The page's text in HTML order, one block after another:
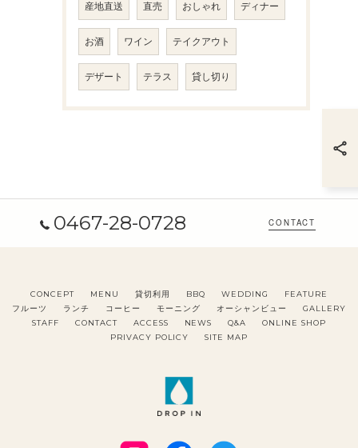
産地直送 直売 おしゃれ ディナー
お酒 ワイン テイクアウト
デザート テラス 貸し切り
0467-28-0728 CONTACT
CONCEPT MENU 貸切利用 BBQ WEDDING
FEATURE
フルーツ
ランチ コーヒー モーニング オーシャンビュー
GALLERY
STAFF
CONTACT ACCESS NEWS Q&A
ONLINE SHOP
PRIVACY POLICY
SITE MAP